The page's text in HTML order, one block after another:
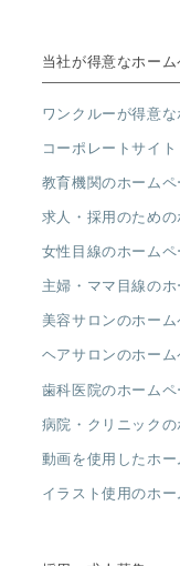
当社が得意なホー
ワンクルーが得意
コーポレートサイト
教育機関のホームペ
求人・採用のため
女性目線のホームペ
主婦・ママ目線の
美容サロンのホー
ヘアサロンのホーム
歯科医院のホームペ
病院・クリニック
動画を使用したホー
イラスト使用のホ